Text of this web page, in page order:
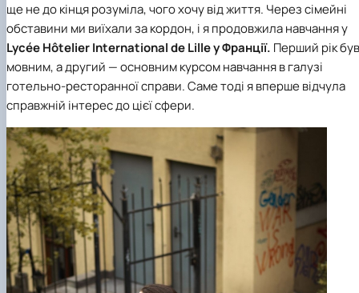
ще не до кінця розуміла, чого хочу від життя. Через сімейні
обставини ми виїхали за кордон, і я продовжила навчання у
Lycée Hôtelier International de Lille у Франції. Перший рік був
мовним, а другий — основним курсом навчання в галузі
готельно-ресторанної справи. Саме тоді я вперше відчула
справжній інтерес до цієї сфери.